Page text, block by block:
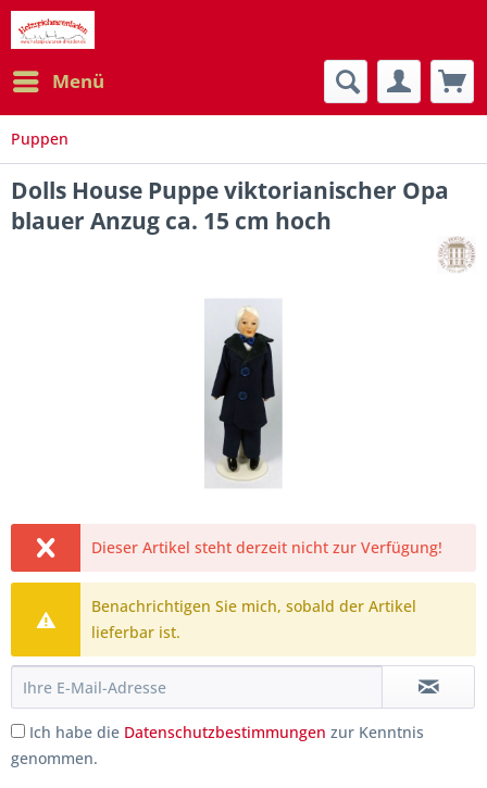
Menü
Puppen
Dolls House Puppe viktorianischer Opa
blauer Anzug ca. 15 cm hoch
Dieser Artikel steht derzeit nicht zur Verfügung!
Benachrichtigen Sie mich, sobald der Artikel
lieferbar ist.
Ich habe die Datenschutzbestimmungen zur Kenntnis
genommen.